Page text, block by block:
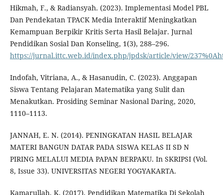
Hikmah, F., & Radiansyah. (2023). Implementasi Model PBL
Dan Pendekatan TPACK Media Interaktif Meningkatkan
Kemampuan Berpikir Kritis Serta Hasil Belajar. Jurnal
Pendidikan Sosial Dan Konseling, 1(3), 288–296.
https://jurnal.ittc.web.id/index.php/jpdsk/article/view/
Indofah, Vitriana, A., & Hasanudin, C. (2023). Anggapan
Siswa Tentang Pelajaran Matematika yang Sulit dan
Menakutkan. Prosiding Seminar Nasional Daring, 2020,
1110–1113.
JANNAH, E. N. (2014). PENINGKATAN HASIL BELAJAR
MATERI BANGUN DATAR PADA SISWA KELAS II SD N
PIRING MELALUI MEDIA PAPAN BERPAKU. In SKRIPSI (Vol.
8, Issue 33). UNIVERSITAS NEGERI YOGYAKARTA.
Kamarullah, K. (2017). Pendidikan Matematika Di Sekolah